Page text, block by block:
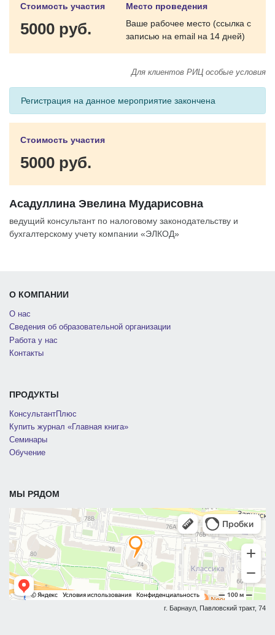
Асадуллина Эвелина Мударисовна
ведущий консультант по налоговому законодательству и
бухгалтерскому учету компании «ЭЛКОД»
Стоимость участия
5000 руб.
Место проведения
Ваше рабочее место (ссылка с
записью на email на 14 дней)
Для клиентов РИЦ особые условия
Регистрация на данное мероприятие закончена
Стоимость участия
5000 руб.
О КОМПАНИИ
О нас
Сведения об образовательной организации
Работа у нас
Контакты
ПРОДУКТЫ
КонсультантПлюс
Купить журнал «Главная книга»
Семинары
Обучение
МЫ РЯДОМ
г. Барнаул, Павловский тракт, 74